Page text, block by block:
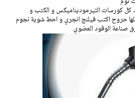
كورسات الثيرموديناميكس و الكتب و
حروح اكتب فيلنج انجري و احط شوية نجوم
صناعة الوقود العضوي